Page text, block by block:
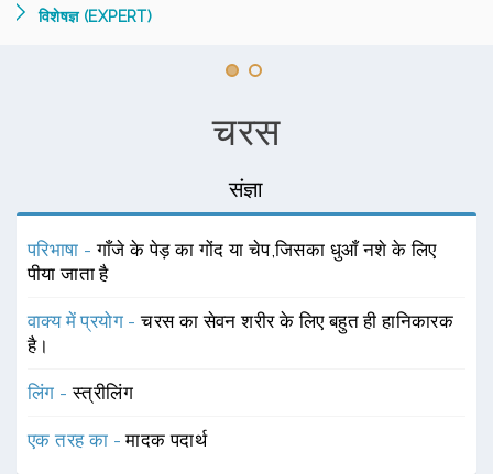
विशेषज्ञ (EXPERT)
चरस
संज्ञा
परिभाषा -गाँजे के पेड़ का गोंद या चेप,जिसका धुआँ नशे के लिए
पीया जाता है
वाक्य में प्रयोग -चरस का सेवन शरीर के लिए बहुत ही हानिकारक
है।
लिंग -स्त्रीलिंग
एक तरह का -मादक पदार्थ